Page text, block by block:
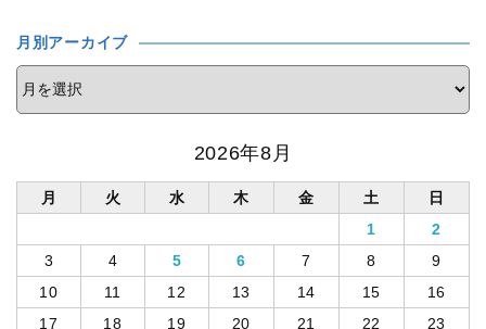
月別アーカイブ
2026年8月
月 火 水 木 金 土
日
1
2
3
4 5 6 7 8
9
10
11 12 13 14 15
16
17
18 19 20 21 22
23